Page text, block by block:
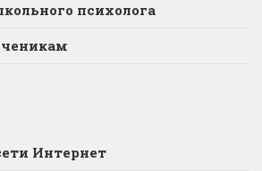
психолога
Интернет